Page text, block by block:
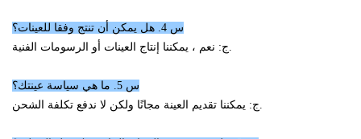
س 4. هل يمكن أن تنتج وفقا للعينات؟
ج: نعم ، يمكننا إنتاج العينات أو الرسومات الفنية.
س 5. ما هي سياسة عينتك؟
ج: يمكننا تقديم العينة مجانًا ولكن لا ندفع تكلفة الشحن.